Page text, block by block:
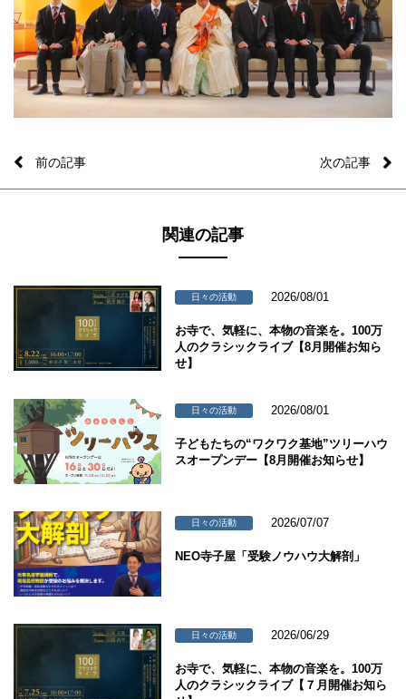
前の記事 次の記事
関連の記事
日々の活動 2026/08/01
お寺で、気軽に、本物の音楽を。100万
人のクラシックライブ【8月開催お知ら
せ】
日々の活動 2026/08/01
子どもたちの“ワクワク基地”ツリーハウ
スオープンデー【8月開催お知らせ】
日々の活動 2026/07/07
NEO寺子屋「受験ノウハウ大解剖」
日々の活動 2026/06/29
お寺で、気軽に、本物の音楽を。100万
人のクラシックライブ【７月開催お知ら